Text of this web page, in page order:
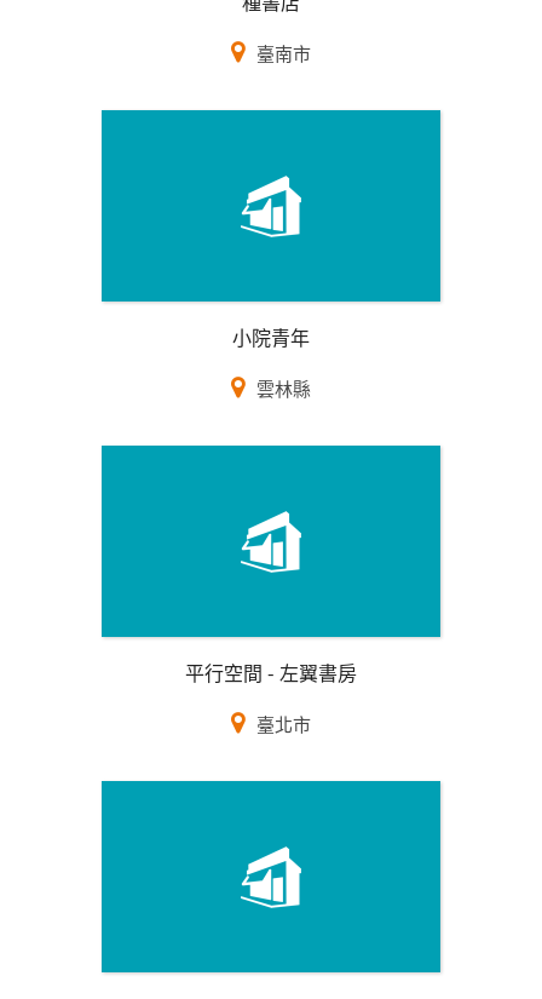
臺南市
小院青年
雲林縣
平行空間 - 左翼書房
臺北市